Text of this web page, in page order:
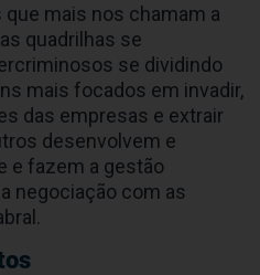
mais nos chamam a
quadrilhas se
se dividindo
mais focados em invadir,
das empresas e extrair
desenvolvem e
e fazem a gestão
negociação com as